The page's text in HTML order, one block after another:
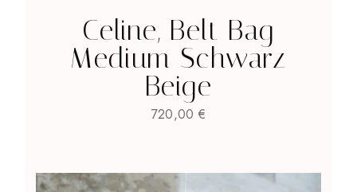
Celine, Belt Bag
Medium Schwarz
Beige
720,00 €